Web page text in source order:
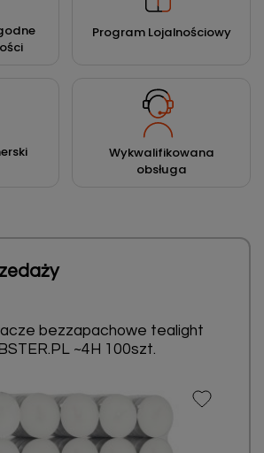
Program Lojalnościowy
Wykwalifikowana
obsługa
bezzapachowe tealight
~4H 100szt.